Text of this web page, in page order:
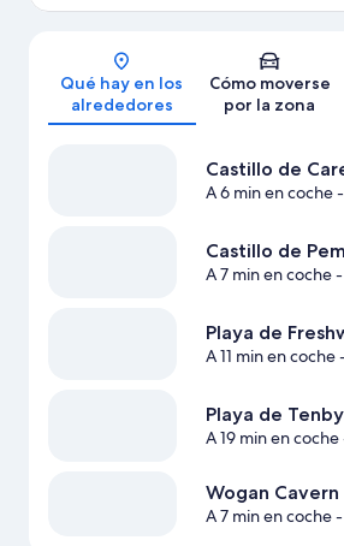
Mapa
Qué hay en los
alrededores
Cómo moverse
por la zona
Castillo de
A 6 min en coche-
Castillo de
A 7 min en coche-
Playa de
A 11 min en coche
Playa de Tenby
A 19 min en coche
Wogan Cavern
A 7 min en coche-